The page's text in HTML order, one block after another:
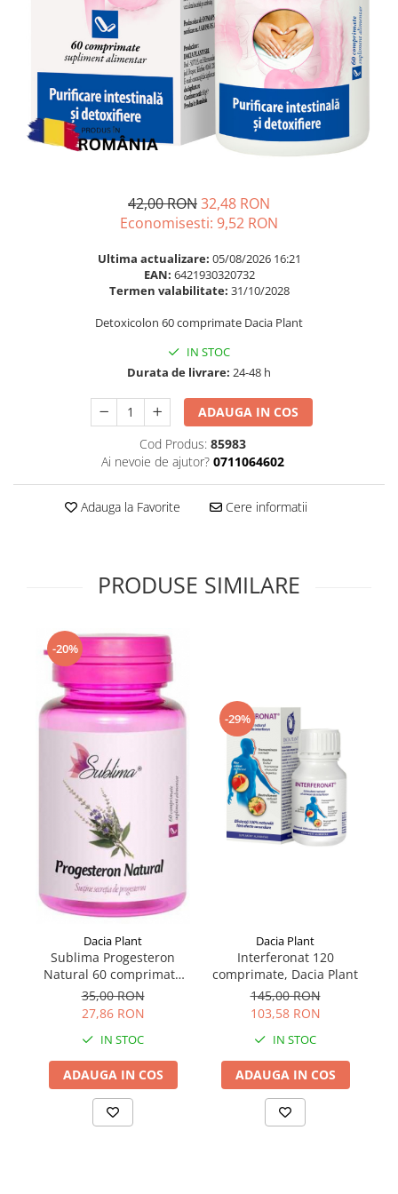
Par si unghii
Probiotice si prebiotice
Sanatate urinara
Somn stres si anxietate
Supliment Magneziu
Supliment Vitamina D3
Supliment Vitamina E
Supliment Zinc
Balsam masca si tratament
Produse cu SPF Pentru Fata
Repelenti insecte
42,00 RON32,48 RON
Economisesti: 9,52 RON
Ultima actualizare: 05/08/2026 16:21
EAN: 6421930320732
Termen valabilitate: 31/10/2028
Detoxicolon 60 comprimate Dacia Plant
IN STOC
Durata de livrare: 24-48 h
ADAUGA IN COS
Cod Produs: 85983
Ai nevoie de ajutor? 0711064602
Adauga la Favorite Cere informatii
PRODUSE SIMILARE
-20%
Dacia Plant
Sublima Progesteron
Natural 60 comprimate
Dacia Plant
35,00 RON
27,86 RON
IN STOC
ADAUGA IN COS
-29%
Dacia Plant
Interferonat 120
comprimate, Dacia Plant
145,00 RON
103,58 RON
IN STOC
ADAUGA IN COS